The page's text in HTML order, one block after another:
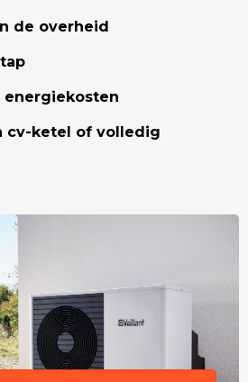
de overheid
energiekosten
cv-ketel of volledig